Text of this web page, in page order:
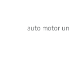
auto motor